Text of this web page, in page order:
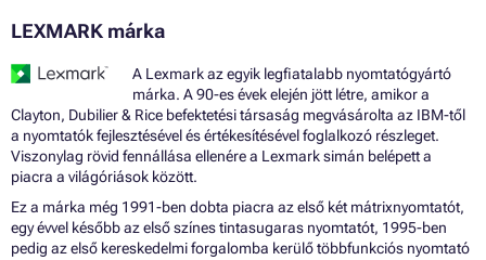
LEXMARK márka
A Lexmark az egyik legfiatalabb nyomtatógyártó
márka. A 90-es évek elején jött létre, amikor a
Clayton, Dubilier & Rice befektetési társaság megvásárolta az IBM-től
a nyomtatók fejlesztésével és értékesítésével foglalkozó részleget.
Viszonylag rövid fennállása ellenére a Lexmark simán belépett a
piacra a világóriások között.
Ez a márka még 1991-ben dobta piacra az első két mátrixnyomtatót,
egy évvel később az első színes tintasugaras nyomtatót, 1995-ben
pedig az első kereskedelmi forgalomba kerülő többfunkciós nyomtató